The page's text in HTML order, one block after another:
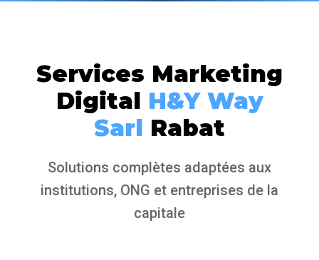
Services Marketing
Digital H&Y Way
Sarl Rabat
Solutions complètes adaptées aux
institutions, ONG et entreprises de la
capitale